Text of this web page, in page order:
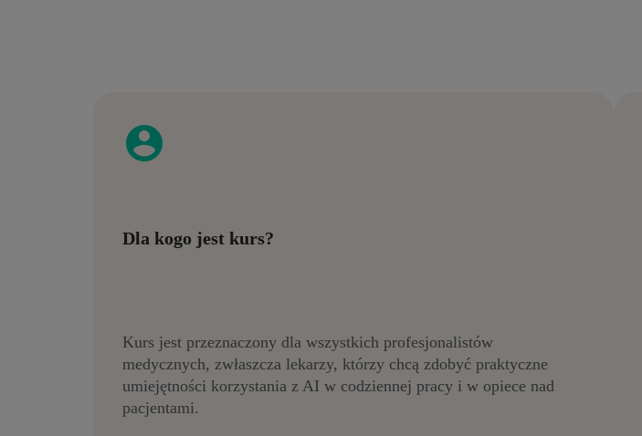
Dla kogo jest kurs?
Kurs jest przeznaczony dla wszystkich profesjonalistów
medycznych, zwłaszcza lekarzy, którzy chcą zdobyć praktyczne
umiejętności korzystania z AI w codziennej pracy i w opiece nad
pacjentami.